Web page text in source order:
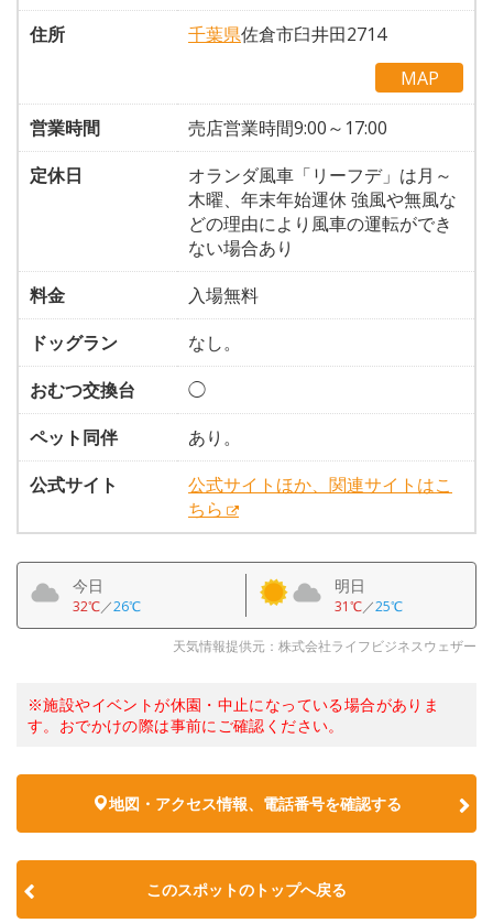
住所
千葉県佐倉市臼井田2714
MAP
営業時間
売店営業時間9:00～17:00
定休日
オランダ風車「リーフデ」は月～
木曜、年末年始運休 強風や無風な
どの理由により風車の運転ができ
ない場合あり
料金
入場無料
ドッグラン
なし。
おむつ交換台
◯
ペット同伴
あり。
公式サイト
公式サイトほか、関連サイトはこ
ちら
今日
32℃／26℃
明日
31℃／25℃
天気情報提供元：株式会社ライフビジネスウェザー
※施設やイベントが休園・中止になっている場合がありま
す。おでかけの際は事前にご確認ください。
地図・アクセス情報、電話番号を確認する
このスポットのトップへ戻る